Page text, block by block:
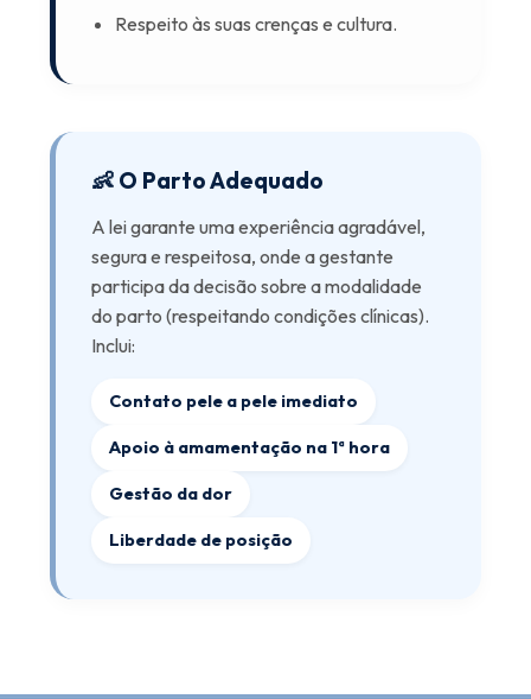
Respeito às suas crenças e cultura.
👶 O Parto Adequado
A lei garante uma experiência agradável,
segura e respeitosa, onde a gestante
participa da decisão sobre a modalidade
do parto (respeitando condições clínicas).
Inclui:
Contato pele a pele imediato
Apoio à amamentação na 1ª hora
Gestão da dor
Liberdade de posição